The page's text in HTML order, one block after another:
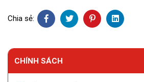
lượng
Chia sẻ:
CHÍNH SÁCH